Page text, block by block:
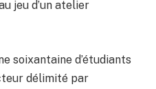
jeu d’un atelier
soixantaine d’étudiants
délimité par